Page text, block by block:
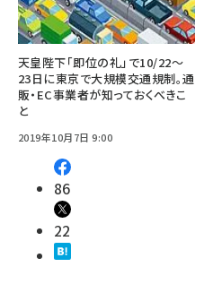
天皇陛下「即位の礼」で10/22～
23日に東京で大規模交通規制。通
販・EC事業者が知っておくべきこ
と
2019年10月7日 9:00
86
22